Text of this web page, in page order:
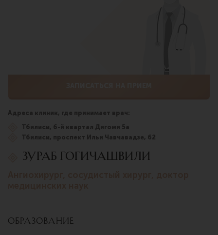
Адреса клиник, где принимает врач:
Тбилиси, 6-й квартал Дигоми 5а
Тбилиси, проспект Ильи Чавчавадзе, 62
ЗУРАБ ГОГИЧАШВИЛИ
Образование